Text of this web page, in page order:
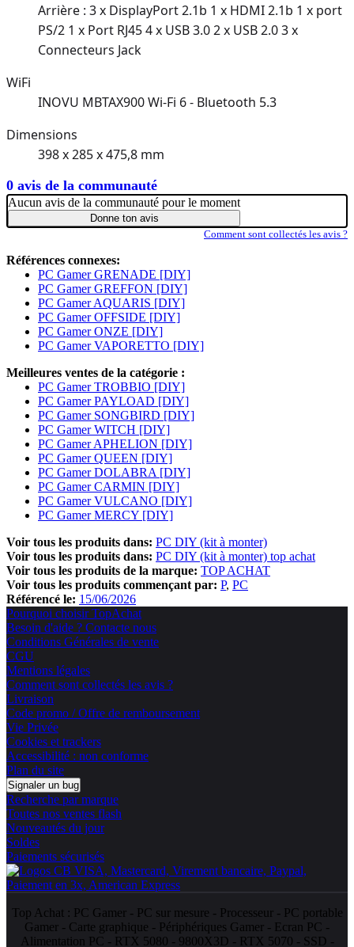
0 avis de la communauté
Arrière : 3 x DisplayPort 2.1b 1 x HDMI 2.1b 1 x port
PS/2 1 x Port RJ45 4 x USB 3.0 2 x USB 2.0 3 x
Connecteurs Jack
WiFi
INOVU MBTAX900 Wi-Fi 6 - Bluetooth 5.3
Dimensions
398 x 285 x 475,8 mm
Aucun avis de la communauté pour le moment
Donne ton avis
Comment sont collectés les avis ?
Références connexes:
PC Gamer GRENADE [DIY]
PC Gamer GREFFON [DIY]
PC Gamer AQUARIS [DIY]
PC Gamer OFFSIDE [DIY]
PC Gamer ONZE [DIY]
PC Gamer VAPORETTO [DIY]
Meilleures ventes de la catégorie :
PC Gamer TROBBIO [DIY]
PC Gamer PAYLOAD [DIY]
PC Gamer SONGBIRD [DIY]
PC Gamer WITCH [DIY]
PC Gamer APHELION [DIY]
PC Gamer QUEEN [DIY]
PC Gamer DOLABRA [DIY]
PC Gamer CARMIN [DIY]
PC Gamer VULCANO [DIY]
PC Gamer MERCY [DIY]
Voir tous les produits dans: PC DIY (kit à monter)
Voir tous les produits dans: PC DIY (kit à monter) top achat
Voir tous les produits de la marque: TOP ACHAT
Voir tous les produits commençant par: P PC
Référencé le: 15/06/2026
Pourquoi choisir TopAchat
Besoin d'aide ? Contacte nous
Conditions Générales de vente
CGU
Mentions légales
Comment sont collectés les avis ?
Livraison
Code promo / Offre de remboursement
Vie Privée
Cookies et trackers
Accessibilité : non conforme
Plan du site
Signaler un bug
Recherche par marque
Toutes nos ventes flash
Nouveautés du jour
Soldes
Paiements sécurisés
Top Achat : PC Gamer- PC sur mesure - Processeur- PC portable
Gamer - Carte graphique - Périphériques Gamer - Ecran PC -
Alimentation PC - RTX 5080 - 9800X3D - RTX 5070 - SSD -